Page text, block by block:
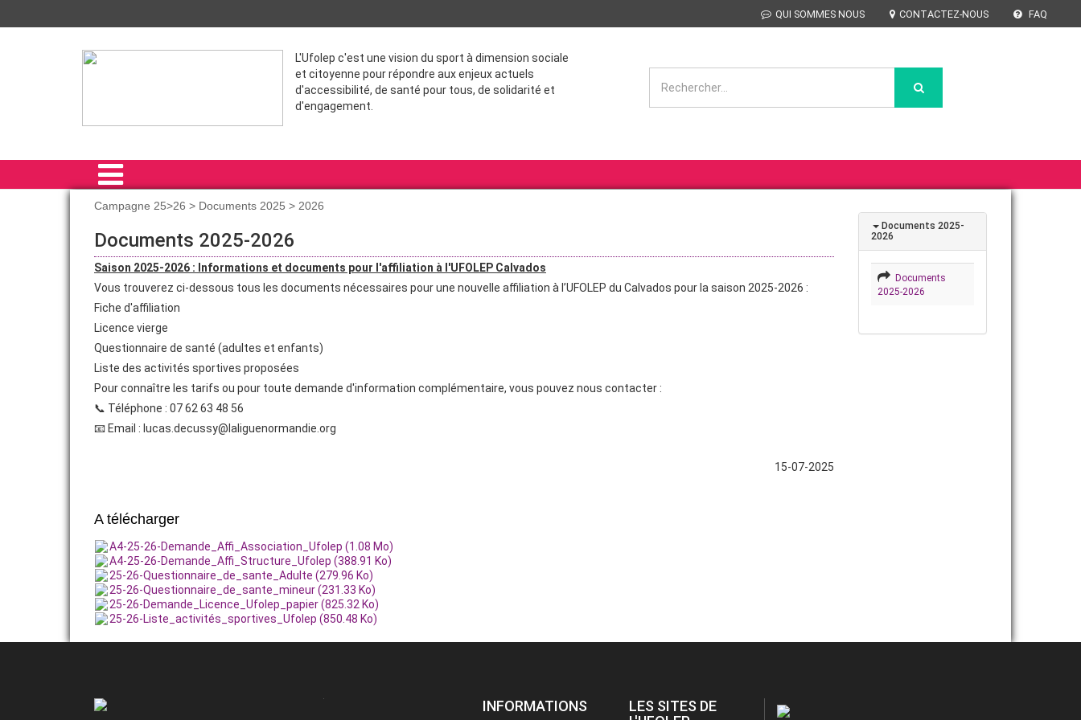
QUI SOMMES NOUS CONTACTEZ-NOUS FAQ
L'Ufolep c'est une vision du sport à dimension sociale
et citoyenne pour répondre aux enjeux actuels
d'accessibilité, de santé pour tous, de solidarité et
d'engagement.
PRÉSENTATION
NOUS REJOINDRE
COMMUNICATION
SPORT SANTE
CAMPAGNE 25/26
ACTIVITÉS SPORTIVES
FORMATION
Campagne 25>26 > Documents 2025 > 2026
Documents 2025-2026
Saison 2025-2026 : Informations et documents pour l'affiliation à l'UFOLEP Calvados
Vous trouverez ci-dessous tous les documents nécessaires pour une nouvelle affiliation à l’UFOLEP du Calvados pour la saison 2025-2026 :
Fiche d'affiliation
Licence vierge
Questionnaire de santé (adultes et enfants)
Liste des activités sportives proposées
Pour connaître les tarifs ou pour toute demande d'information complémentaire, vous pouvez nous contacter :
📞 Téléphone : 07 62 63 48 56
📧 Email : lucas.decussy@laliguenormandie.org
15-07-2025
A télécharger
A4-25-26-Demande_Affi_Association_Ufolep (1.08 Mo)
A4-25-26-Demande_Affi_Structure_Ufolep (388.91 Ko)
25-26-Questionnaire_de_sante_Adulte (279.96 Ko)
25-26-Questionnaire_de_sante_mineur (231.33 Ko)
25-26-Demande_Licence_Ufolep_papier (825.32 Ko)
25-26-Liste_activités_sportives_Ufolep (850.48 Ko)
Documents 2025-
2026
Documents
2025-2026
INFORMATIONS
LES SITES DE